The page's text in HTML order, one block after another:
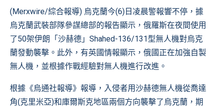
(Merxwire/綜合報導) 烏克蘭今(6)日凌晨警報響不停，據
烏克蘭武裝部隊參謀總部的報告顯示，俄羅斯在夜間使用
了50架伊朗「沙赫德」Shahed-136/131型無人機對烏克
蘭發動襲擊。此外，有英國情報顯示，俄國正在加強自製
無人機，並根據作戰經驗對無人機進行改進。
根據《烏通社報導》報導，入侵者用沙赫德無人機從喬達
角(克里米亞)和庫爾斯克地區兩個方向襲擊了烏克蘭，期